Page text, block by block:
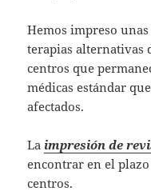
Hemos impreso
terapias alternativas
centros que
médicas estándar
afectados.
La impresión de
encontrar en el
centros.